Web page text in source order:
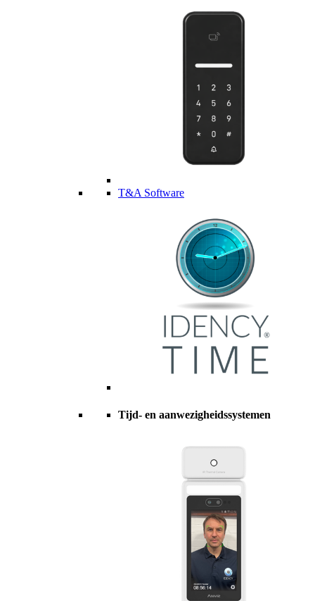
T&A Software
Tijd- en aanwezigheidssystemen